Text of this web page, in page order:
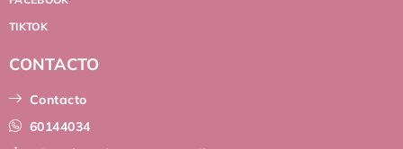
TIKTOK
CONTACTO
Contacto
60144034